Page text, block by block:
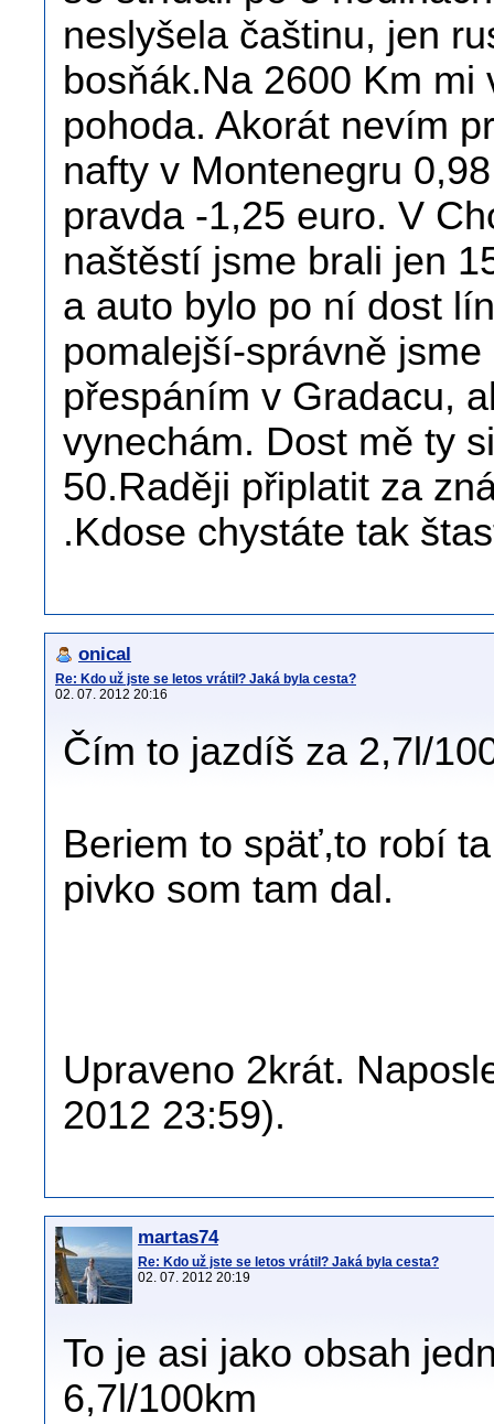
neslyšela čaštinu, jen
bosňák.Na 2600 Km
pohoda. Akorát nevím
nafty v Montenegru
pravda -1,25 euro. V
naštěstí jsme brali jen
a auto bylo po ní dost
pomalejší-správně
přespáním v Gradacu,
vynechám. Dost mě ty
50.Raději připlatit za
.Kdose chystáte tak
onical
Re: Kdo už jste se letos vrátil? Jaká byla cesta?
02. 07. 2012 20:16
Čím to jazdíš za 2,7l/
Beriem to späť,to robí
pivko som tam dal.
Upraveno 2krát.
2012 23:59).
martas74
Re: Kdo už jste se letos vrátil? Jaká byla cesta?
02. 07. 2012 20:19
To je asi jako obsah
6,7l/100km